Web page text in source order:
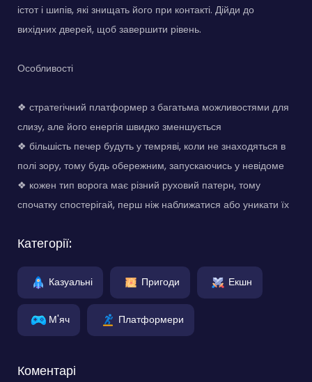
істот і шипів, які знищать його при контакті. Дійди до
вихідних дверей, щоб завершити рівень.
Особливості
❖ стратегічний платформер з багатьма можливостями для
слизу, але його енергія швидко зменшується
❖ більшість печер будуть у темряві, коли не знаходяться в
полі зору, тому будь обережним, запускаючись у невідоме
❖ кожен тип ворога має різний руховий патерн, тому
спочатку спостерігай, перш ніж наближатися або уникати їх
Категорії:
Казуальні Пригоди Екшн
М'яч Платформери
Коментарі